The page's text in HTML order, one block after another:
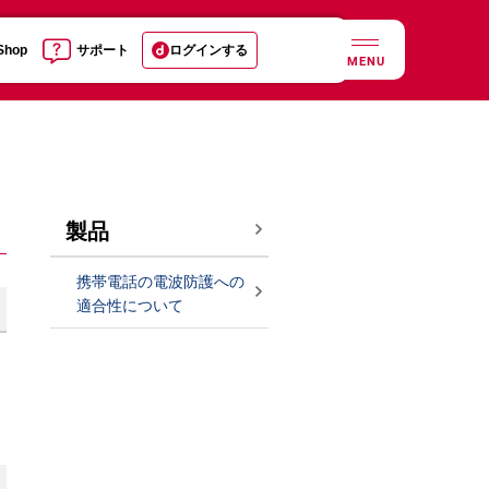
サポート ログインする
MENU
製品
携帯電話の電波防護への
適合性について